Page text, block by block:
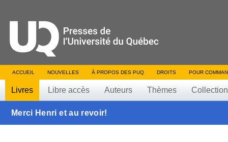
ACCUEIL NOUVELLES À PROPOS DES PUQ DROITS POUR
Livres Libre accès Auteurs Thèmes
Merci Henri et au revoir!